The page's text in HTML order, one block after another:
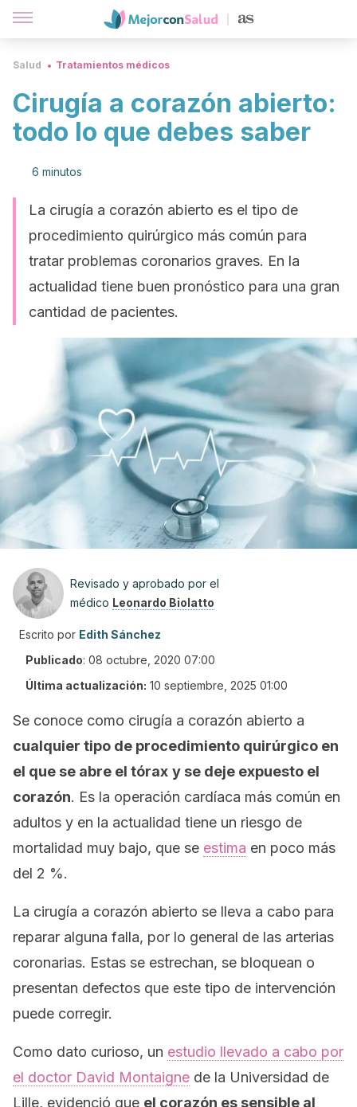
Salud Tratamientos médicos
Cirugía a corazón abierto:
todo lo que debes saber
6 minutos
La cirugía a corazón abierto es el tipo de
procedimiento quirúrgico más común para
tratar problemas coronarios graves. En la
actualidad tiene buen pronóstico para una gran
cantidad de pacientes.
Revisado y aprobado por el
médico Leonardo Biolatto
Escrito por Edith Sánchez
Publicado: 08 octubre, 2020 07:00
Última actualización: 10 septiembre, 2025 01:00
Se conoce como cirugía a corazón abierto a
cualquier tipo de procedimiento quirúrgico en
el que se abre el tórax y se deje expuesto el
corazón. Es la operación cardíaca más común en
adultos y en la actualidad tiene un riesgo de
mortalidad muy bajo, que se estima en poco más
del 2 %.
La cirugía a corazón abierto se lleva a cabo para
reparar alguna falla, por lo general de las arterias
coronarias. Estas se estrechan, se bloquean o
presentan defectos que este tipo de intervención
puede corregir.
Como dato curioso, un estudio llevado a cabo por
el doctor David Montaigne de la Universidad de
Lille, evidenció que el corazón es sensible al